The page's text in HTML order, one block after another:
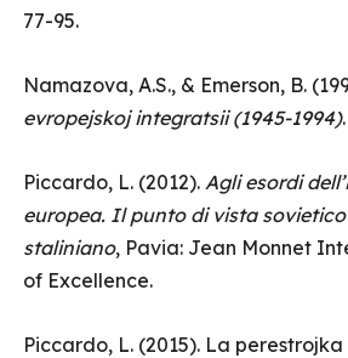
77-95.
Namazova, A.S., & Emerson, B.
evropejskoj integratsii (1945-1994)
Piccardo, L. (2012). Agli esordi
europea. Il punto di vista
staliniano, Pavia: Jean Monnet
of Excellence.
Piccardo, L. (2015). La